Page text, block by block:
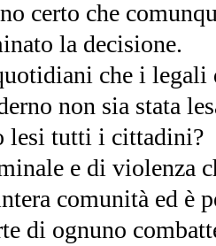
certo che
la decisione.
che i
non sia stata
lesi tutti i cittadini?
e di violenza
comunità ed è
di ognuno